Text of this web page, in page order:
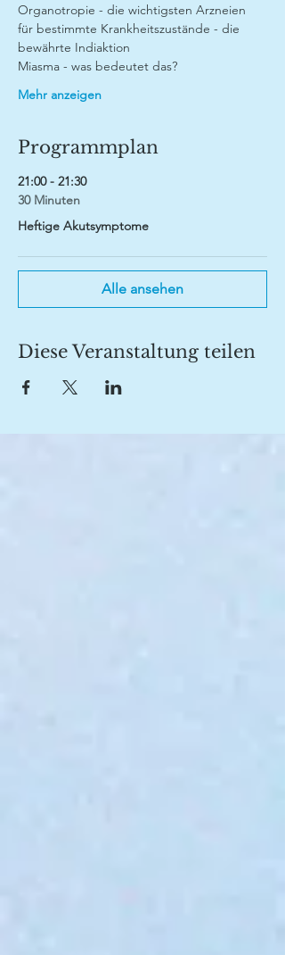
Organotropie - die wichtigsten Arzneien
für bestimmte Krankheitszustände - die
bewährte Indiaktion
Miasma - was bedeutet das?
Mehr anzeigen
Programmplan
21:00 - 21:30
30 Minuten
Heftige Akutsymptome
Alle ansehen
Diese Veranstaltung teilen